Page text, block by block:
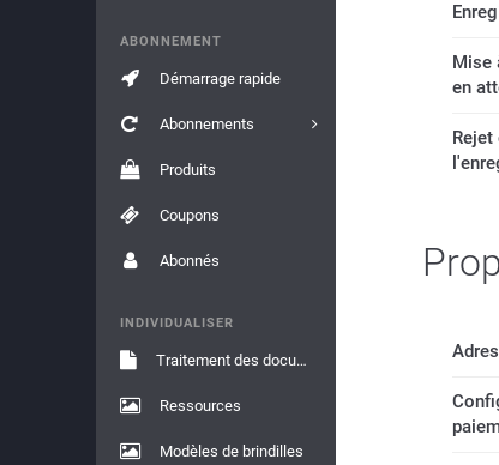
ABONNEMENT
Démarrage rapide
Abonnements
Produits
Coupons
Abonnés
INDIVIDUALISER
Traitement des documents
Ressources
Modèles de brindilles
Mise
en